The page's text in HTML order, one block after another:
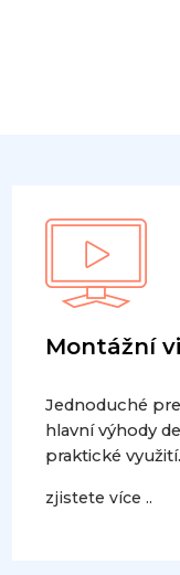
Montážní
Jednoduché
hlavní výhody
praktické využití.
zjistete více ..